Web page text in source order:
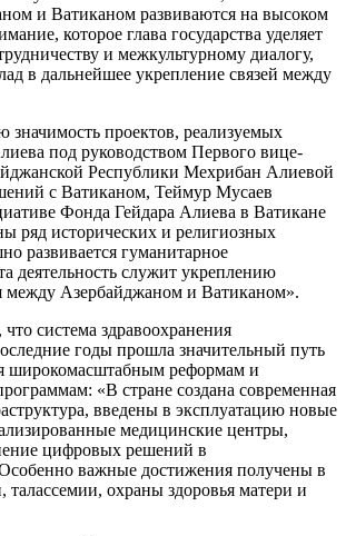
и Ватиканом развиваются на высоком
которое глава государства уделяет
и межкультурному диалогу,
в дальнейшее укрепление связей между
значимость проектов, реализуемых
под руководством Первого вице-
Республики Мехрибан Алиевой
с Ватиканом, Теймур Мусаев
Фонда Гейдара Алиева в Ватикане
ряд исторических и религиозных
развивается гуманитарное
деятельность служит укреплению
между Азербайджаном и Ватиканом».
система здравоохранения
годы прошла значительный путь
широкомасштабным реформам и
«В стране создана современная
введены в эксплуатацию новые
медицинские центры,
цифровых решений в
важные достижения получены в
талассемии, охраны здоровья матери и